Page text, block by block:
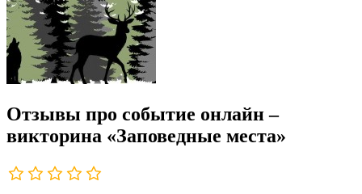
Отзывы про событие онлайн –
викторина «Заповедные места»